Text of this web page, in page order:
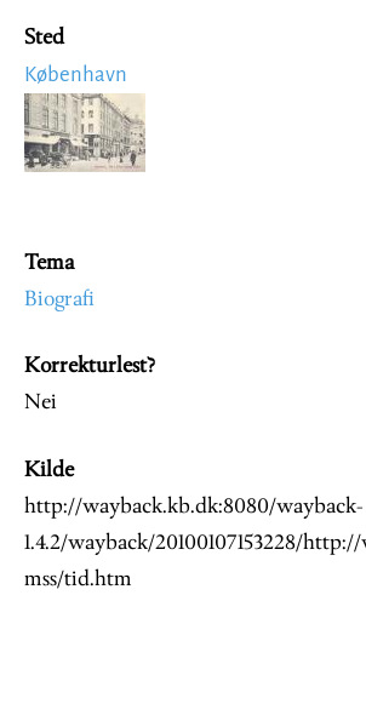
Sted
København
Image
Tema
Biografi
Korrekturlest?
Nei
Kilde
http://wayback.kb.dk:8080/wayback-
1.4.2/wayback/20100107153228/
mss/tid.htm